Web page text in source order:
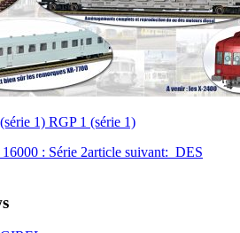
1) RGP 1 (série 1)
: Série 2article suivant: DES